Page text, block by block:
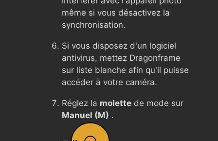
même si vous désactivez la
synchronisation.
Si vous disposez d'un logiciel
antivirus, mettez Dragonframe
sur liste blanche afin qu'il puisse
accéder à votre caméra.
Réglez la molette de mode sur
Manuel (M) .